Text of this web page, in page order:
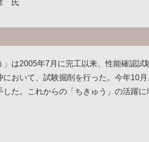
氏
は2005年7月に完工以来、性能確認試
おいて、試験掘削を行った。今年10
た。これからの「ちきゅう」の活躍